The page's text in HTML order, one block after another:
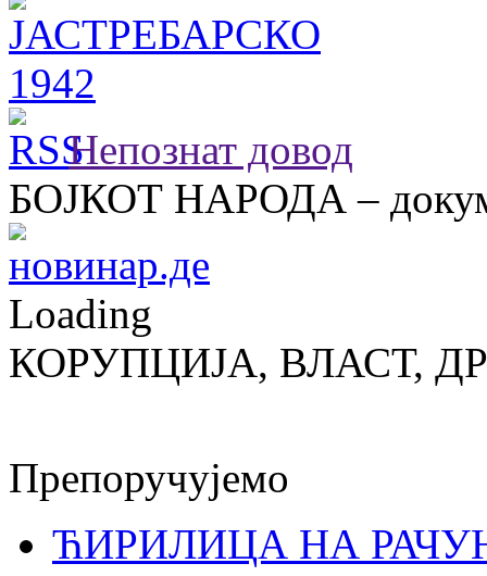
Непознат довод
БОЈКОТ НАРОДА –
Loading
КОРУПЦИЈА, ВЛАСТ,
Препоручујемо
ЋИРИЛИЦА НА